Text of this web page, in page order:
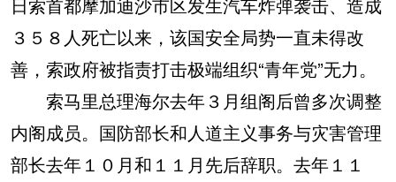
３５８人死亡以来，该国安全局势一直未得改
善，索政府被指责打击极端组织“青年党”无力。
索马里总理海尔去年３月组阁后曾多次调整
内阁成员。国防部长和人道主义事务与灾害管理
部长去年１０月和１１月先后辞职。去年１１